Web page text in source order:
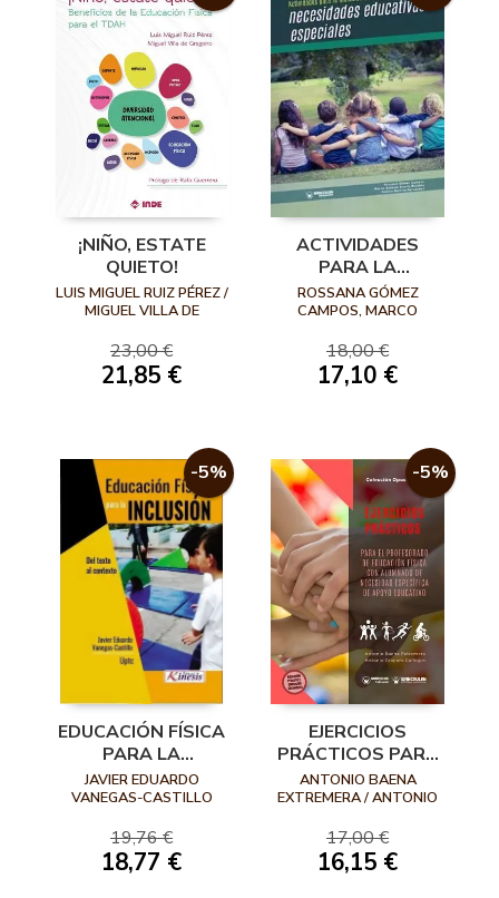
¡NIÑO, ESTATE
QUIETO!
LUIS MIGUEL RUIZ PÉREZ /
MIGUEL VILLA DE
23,00 €
21,85 €
ACTIVIDADES
PARA LA
INCLUSIÓN EN
NIÑOS Y EN NIÑAS
ESPECIALES
ROSSANA GÓMEZ
CAMPOS, MARCO
BOLAÑOS Y SABINA
BARRIOS FERNÁNDEZ
(COORDINADORES)
18,00 €
17,10 €
-5%
EDUCACIÓN FÍSICA
PARA LA
INCLUSIÓN. DEL
TEXTO AL
JAVIER EDUARDO
VANEGAS-CASTILLO
19,76 €
18,77 €
-5%
EJERCICIOS
PRÁCTICOS PARA
EL PROFESORADO
DE EDUCACIÓN
ALUMNADO DE
NECESIDAD
ANTONIO BAENA
EXTREMERA / ANTONIO
17,00 €
16,15 €